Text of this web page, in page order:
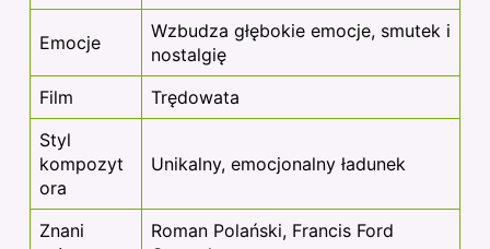
Emocje
Wzbudza głębokie emocje, smutek i
nostalgię
Film
Trędowata
Styl
kompozyt
ora
Unikalny, emocjonalny ładunek
Znani
Roman Polański, Francis Ford